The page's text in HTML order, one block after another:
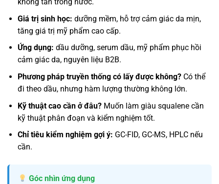
Giá trị sinh học: dưỡng mềm, hỗ trợ cảm giác da mịn,
tăng giá trị mỹ phẩm cao cấp.
Ứng dụng: dầu dưỡng, serum dầu, mỹ phẩm phục hồi
cảm giác da, nguyên liệu B2B.
Phương pháp truyền thống có lấy được không?Có thể
đi theo dầu, nhưng hàm lượng thường không lớn.
Kỹ thuật cao cần ở đâu?Muốn làm giàu squalene cần
kỹ thuật phân đoạn và kiểm nghiệm tốt.
Chỉ tiêu kiểm nghiệm gợi ý: GC-FID, GC-MS, HPLC nếu
cần.
Góc nhìn ứng dụng